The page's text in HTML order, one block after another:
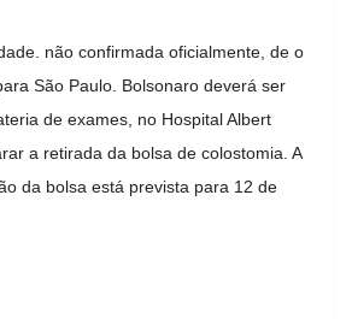
não confirmada oficialmente, de o
São Paulo. Bolsonaro deverá ser
de exames, no Hospital Albert
a retirada da bolsa de colostomia. A
da bolsa está prevista para 12 de